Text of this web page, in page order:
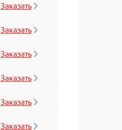
Заказать
Заказать
Заказать
Заказать
Заказать
Заказать